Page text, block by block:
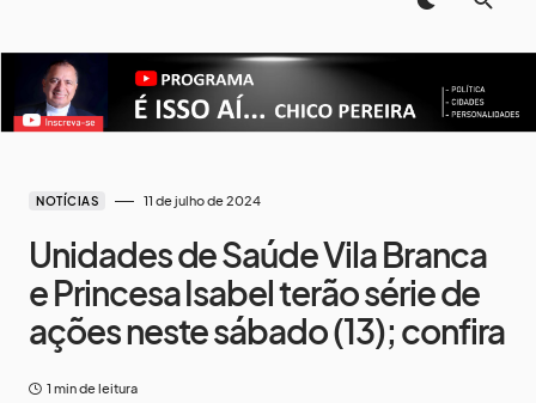
NOTÍCIAS 11 de julho de 2024
Unidades de Saúde Vila Branca
e Princesa Isabel terão série de
ações neste sábado (13); confira
1 min de leitura